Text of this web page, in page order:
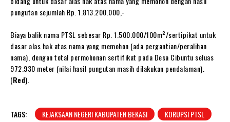
pungutan sejumlah Rp. 1.813.200.000,-
Biaya balik nama PTSL sebesar Rp. 1.500.000/100m²/sertipikat untuk
dasar alas hak atas nama yang memohon (ada pergantian/peralihan
nama), dengan total permohonan sertifikat pada Desa Cibuntu seluas
972.930 meter (nilai hasil pungutan masih dilakukan pendalaman).
(Red).
TAGS: KEJAKSAAN NEGERI KABUPATEN BEKASI KORUPSI PTSL